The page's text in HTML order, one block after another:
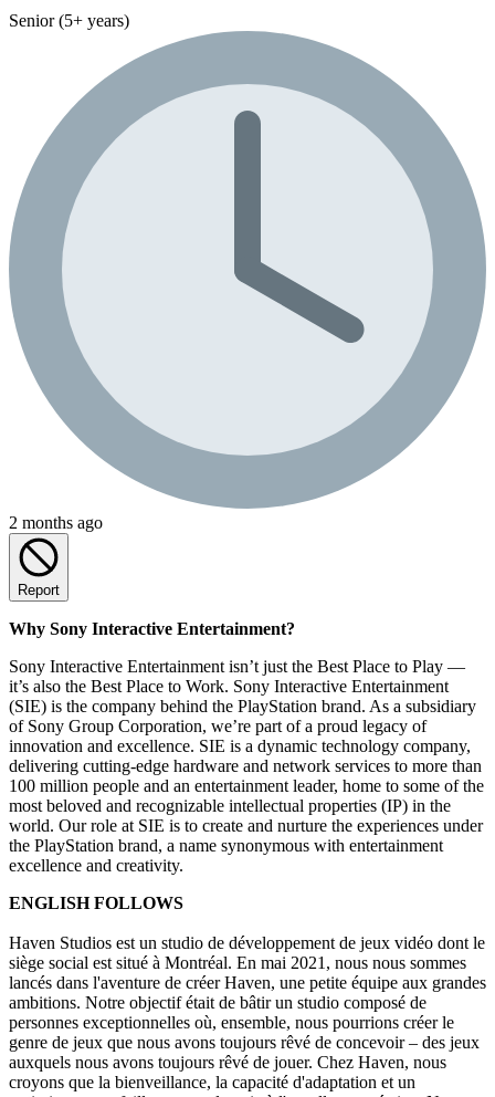
Senior (5+ years)
2 months ago
Report
Why Sony Interactive Entertainment?
Sony Interactive Entertainment isn’t just the Best Place to Play —
it’s also the Best Place to Work. Sony Interactive Entertainment
(SIE) is the company behind the PlayStation brand. As a subsidiary
of Sony Group Corporation, we’re part of a proud legacy of
innovation and excellence. SIE is a dynamic technology company,
delivering cutting-edge hardware and network services to more than
100 million people and an entertainment leader, home to some of the
most beloved and recognizable intellectual properties (IP) in the
world. Our role at SIE is to create and nurture the experiences under
the PlayStation brand, a name synonymous with entertainment
excellence and creativity.
ENGLISH FOLLOWS
Haven Studios est un studio de développement de jeux vidéo dont le
siège social est situé à Montréal. En mai 2021, nous nous sommes
lancés dans l'aventure de créer Haven, une petite équipe aux grandes
ambitions. Notre objectif était de bâtir un studio composé de
personnes exceptionnelles où, ensemble, nous pourrions créer le
genre de jeux que nous avons toujours rêvé de concevoir – des jeux
auxquels nous avons toujours rêvé de jouer. Chez Haven, nous
croyons que la bienveillance, la capacité d'adaptation et un